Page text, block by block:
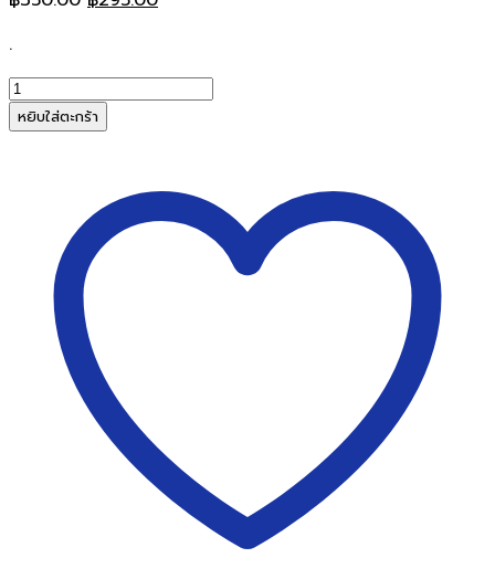
฿350.00.฿295.00.
.
จำนวน
ถัง
ขยะ
เทา10ลิตร
หยิบใส่ตะกร้า